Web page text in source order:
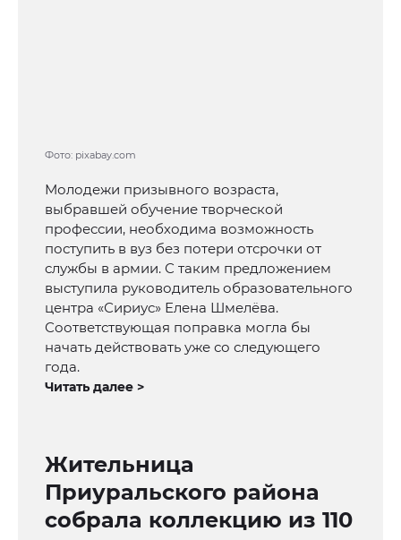
Фото: pixabay.com
Молодежи призывного возраста,
выбравшей обучение творческой
профессии, необходима возможность
поступить в вуз без потери отсрочки от
службы в армии. С таким предложением
выступила руководитель образовательного
центра «Сириус» Елена Шмелёва.
Соответствующая поправка могла бы
начать действовать уже со следующего
года.
Читать далее >
Жительница
Приуральского района
собрала коллекцию из 110